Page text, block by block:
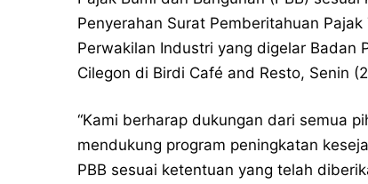
Penyerahan Surat Pemberitahuan
Perwakilan Industri yang digelar Badan
Cilegon di Birdi Café and Resto, Senin
“Kami berharap dukungan dari semua
mendukung program peningkatan
PBB sesuai ketentuan yang telah